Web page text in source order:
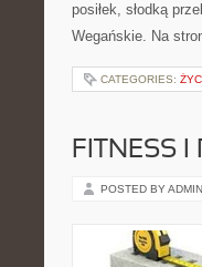
posiłek, słodką
Wegańskie. Na
CATEGORIES:
FITNESS I
POSTED BY ADMIN